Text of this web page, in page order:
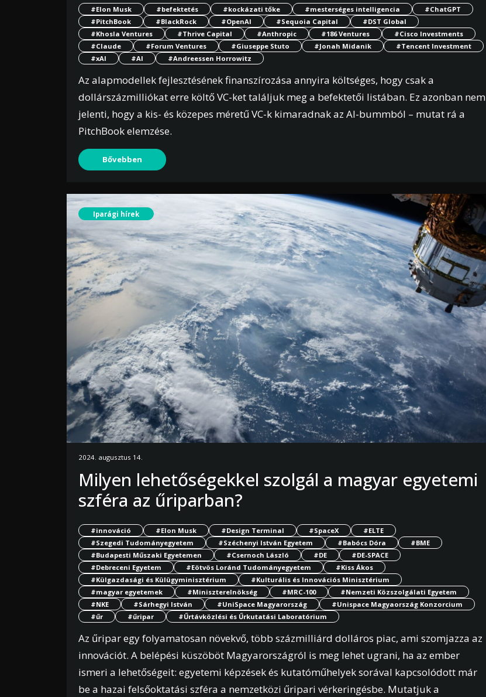
#Elon Musk #befektetés #kockázati tőke #mesterséges intelligencia
#ChatGPT
#PitchBook
#BlackRock #OpenAI #Sequoia Capital
#DST Global
#Khosla Ventures
#Thrive Capital #Anthropic #186 Ventures
#Cisco Investments
#Claude
#Forum Ventures #Giuseppe Stuto #Jonah Midanik
#Tencent Investment
#xAI
#AI #Andreessen Horrowitz
Az alapmodellek fejlesztésének finanszírozása annyira költséges, hogy csak a
dollárszázmilliókat erre költő VC-ket találjuk meg a befektetői listában. Ez azonban nem
jelenti, hogy a kis- és közepes méretű VC-k kimaradnak az AI-bummból – mutat rá a
PitchBook elemzése.
Bővebben
Iparági hírek
2024. augusztus 14.
Milyen lehetőségekkel szolgál a magyar egyetemi
szféra az űriparban?
#innováció #Elon Musk #Design Terminal #SpaceX
#ELTE
#Szegedi Tudományegyetem
#Széchenyi István Egyetem #Babócs Dóra
#BME
#Budapesti Műszaki Egyetemen
#Csernoch László #DE
#DE-SPACE
#Debreceni Egyetem
#Eötvös Loránd Tudományegyetem
#Kiss Ákos
#Külgazdasági és Külügyminisztérium
#Kulturális és Innovációs Minisztérium
#magyar egyetemek
#Miniszterelnökség #MRC-100
#Nemzeti Közszolgálati Egyetem
#NKE
#Sárhegyi István #UniSpace Magyarország
#Unispace Magyaország Konzorcium
#űr
#űripar #Űrtávközlési és Űrkutatási Laboratórium
Az űripar egy folyamatosan növekvő, több százmilliárd dolláros piac, ami szomjazza az
innovációt. A belépési küszöböt Magyarországról is meg lehet ugrani, ha az ember
ismeri a lehetőségeit: egyetemi képzések és kutatóműhelyek sorával kapcsolódott már
be a hazai felsőoktatási szféra a nemzetközi űripari vérkeringésbe. Mutatjuk a